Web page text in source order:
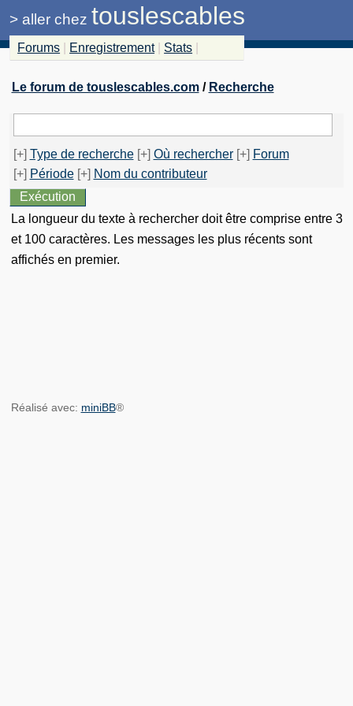
>aller chez touslescables
Forums Enregistrement Stats
Le forum de touslescables.com/ Recherche
[+] Type de recherche [+] Où rechercher [+] Forum
[+] Période [+] Nom du contributeur
La longueur du texte à rechercher doit être comprise entre 3
et 100 caractères. Les messages les plus récents sont
affichés en premier.
Réalisé avec: miniBB®